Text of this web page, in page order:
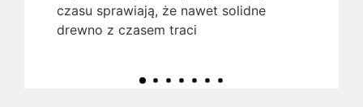
czasu sprawiają, że nawet solidne
drewno z czasem traci